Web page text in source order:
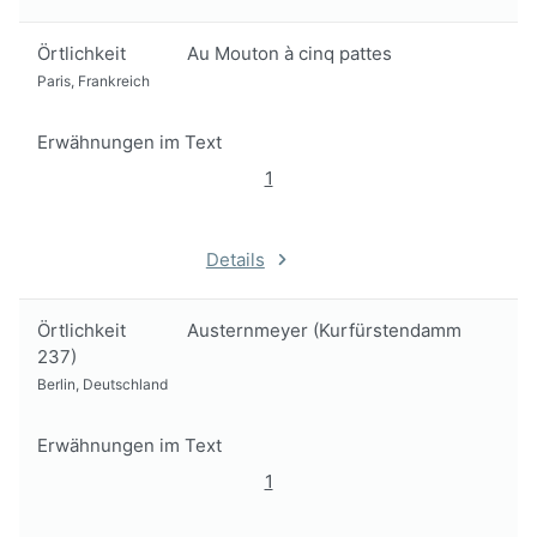
Örtlichkeit Au Mouton à cinq pattes
Paris, Frankreich
Erwähnungen im Text
1
Details
Örtlichkeit
Austernmeyer (Kurfürstendamm
237)
Berlin, Deutschland
Erwähnungen im Text
1